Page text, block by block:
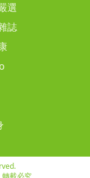
選
誌
轉載必究